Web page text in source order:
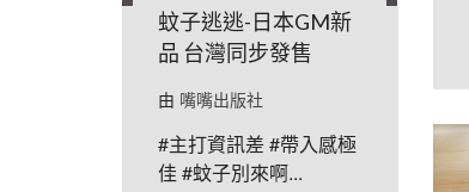
蚊子逃逃-日本GM新
品 台灣同步發售
由 嘴嘴出版社
#主打資訊差 #帶入感極
佳 #蚊子別來啊...